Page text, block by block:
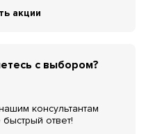
акции
с выбором?
консультантам
ответ!